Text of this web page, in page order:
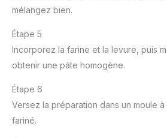
mélangez bien.
Étape 5
Incorporez la farine et la levure, puis
obtenir une pâte homogène.
Étape 6
Versez la préparation dans un moule
fariné.